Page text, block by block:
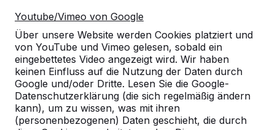
Youtube/Vimeo von Google
Über unsere Website werden Cookies platziert und
von YouTube und Vimeo gelesen, sobald ein
eingebettetes Video angezeigt wird. Wir haben
keinen Einfluss auf die Nutzung der Daten durch
Google und/oder Dritte. Lesen Sie die Google-
Datenschutzerklärung (die sich regelmäßig ändern
kann), um zu wissen, was mit ihren
(personenbezogenen) Daten geschieht, die durch
Können die Produkte von HeBlad auch
mit Werbung versehen werden?
Ist es unbedingt erforderlich, dass
unter dem Tisch eine befestigte
Fläche vorhanden ist, damit der Tisch